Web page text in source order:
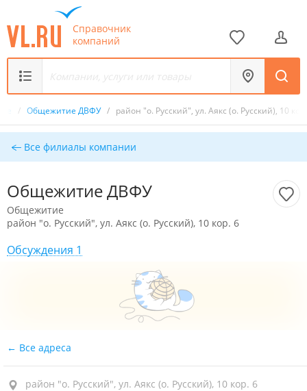
Справочник
компаний
/ Общежитие ДВФУ / район "о. Русский", ул. Аякс (о. Русский), 10
Все филиалы компании
Общежитие ДВФУ
Общежитие
район "о. Русский", ул. Аякс (о. Русский), 10 кор. 6
Обсуждения 1
Все адреса
район "о. Русский", ул. Аякс (о. Русский), 10 кор. 6